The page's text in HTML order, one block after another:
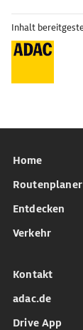
Inhalt
Home
Routenplaner
Entdecken
Verkehr
Kontakt
adac.de
Drive App